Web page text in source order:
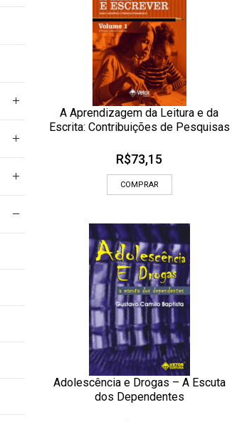
ADICIONAR AOS MEUS DESEJOS
OLHADA RÁPIDA
A Aprendizagem da Leitura e da
Escrita: Contribuições de Pesquisas
R$73,15
COMPRAR
ADICIONAR AOS MEUS DESEJOS
OLHADA RÁPIDA
Adolescência e Drogas – A Escuta
dos Dependentes